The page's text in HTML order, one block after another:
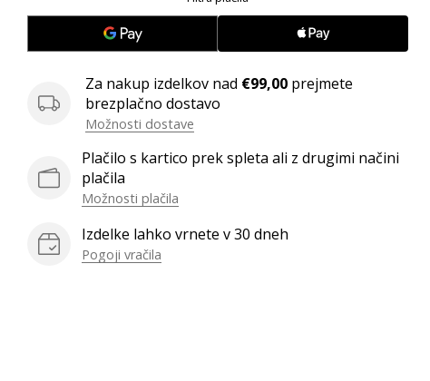
Za nakup izdelkov nad €99,00 prejmete
brezplačno dostavo
Možnosti dostave
Plačilo s kartico prek spleta ali z drugimi načini
plačila
Možnosti plačila
Izdelke lahko vrnete v 30 dneh
Pogoji vračila